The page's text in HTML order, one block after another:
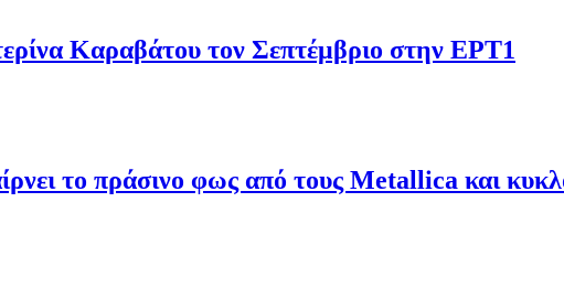
Καραβάτου τον Σεπτέμβριο στην ΕΡΤ1
το πράσινο φως από τους Metallica και